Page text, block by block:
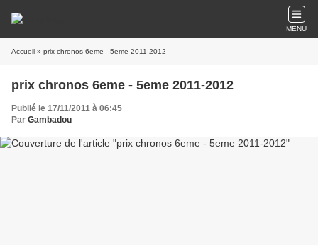
MENU
Accueil » prix chronos 6eme - 5eme 2011-2012
prix chronos 6eme - 5eme 2011-2012
Publié le 17/11/2011 à 06:45
Par Gambadou